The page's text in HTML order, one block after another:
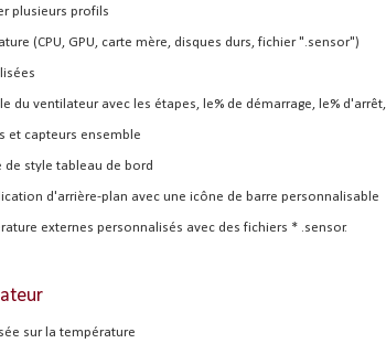
plusieurs profils
(CPU, GPU, carte mère, disques durs, fichier ".sensor")
du ventilateur avec les étapes, le% de démarrage, le%
et capteurs ensemble
style tableau de bord
d'arrière-plan avec une icône de barre personnalisable
externes personnalisés avec des fichiers * .sensor.
sur la température